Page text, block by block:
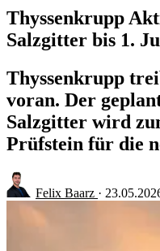
Thyssenkrupp
Salzgitter bis 1.
Thyssenkrupp
voran. Der
Salzgitter wird
Prüfstein für die
Felix Baarz ·